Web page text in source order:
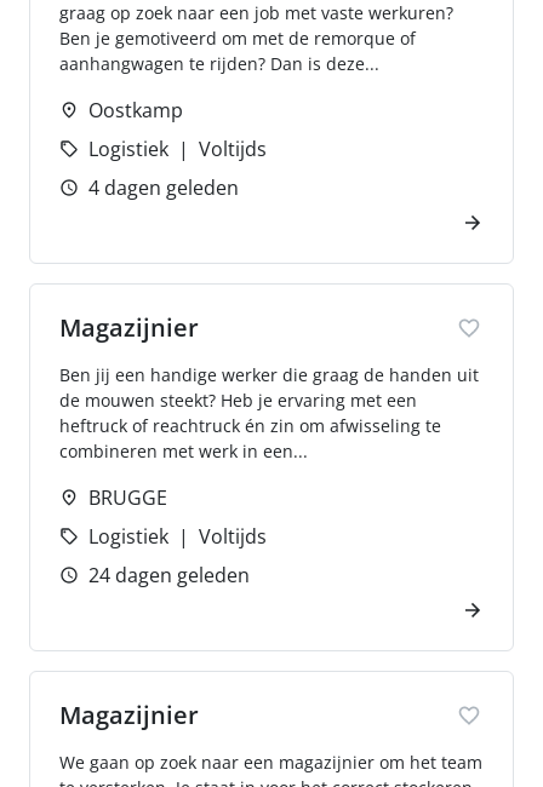
graag op zoek naar een job met vaste werkuren?
Ben je gemotiveerd om met de remorque of
aanhangwagen te rijden? Dan is deze...
Oostkamp
Logistiek
Voltijds
4 dagen geleden
Magazijnier
Ben jij een handige werker die graag de handen uit
de mouwen steekt? Heb je ervaring met een
heftruck of reachtruck én zin om afwisseling te
combineren met werk in een...
BRUGGE
Logistiek
Voltijds
24 dagen geleden
Magazijnier
We gaan op zoek naar een magazijnier om het team